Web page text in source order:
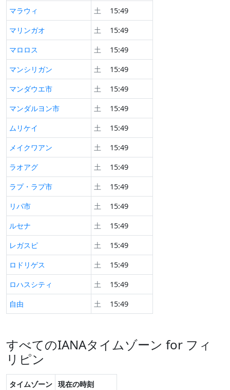
マラウィ 土
15:49
マリンガオ
土
15:49
マロロス
土
15:49
マンシリガン
土
15:49
マンダウエ市
土
15:49
マンダルヨン市
土
15:49
ムリケイ
土
15:49
メイクワアン
土
15:49
ラオアグ
土
15:49
ラプ・ラプ市
土
15:49
リパ市
土
15:49
ルセナ
土
15:49
レガスピ
土
15:49
ロドリゲス
土
15:49
ロハスシティ
土
15:49
自由
土 15:49
すべてのIANAタイムゾーン for フィ
リピン
タイムゾーン 現在の時刻